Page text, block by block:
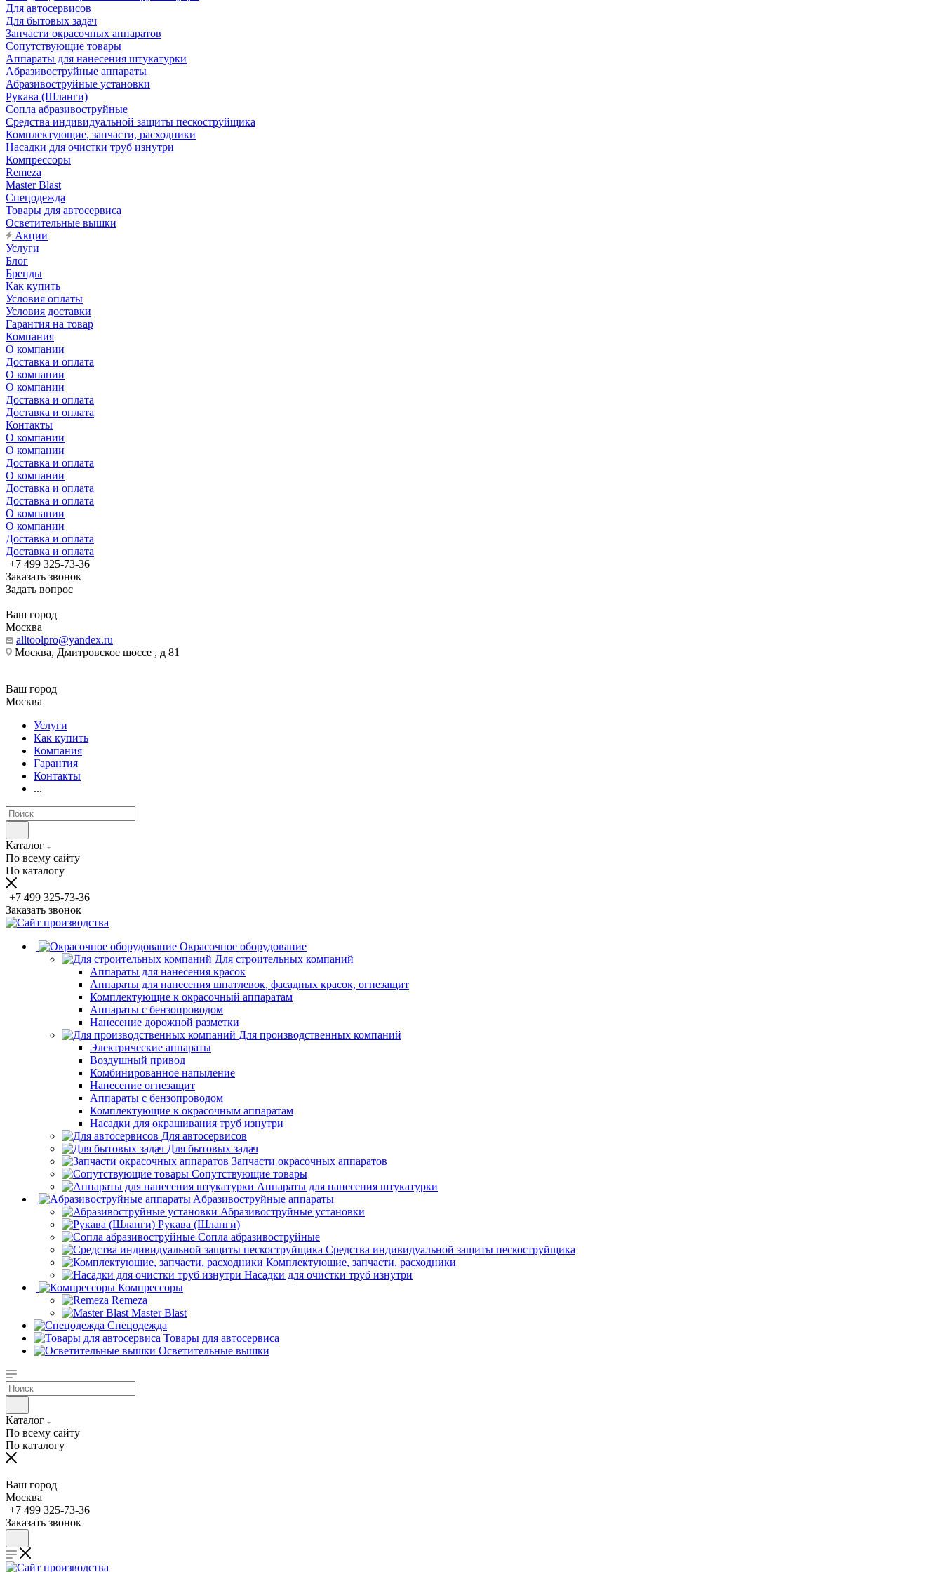
Для автосервисов
Для бытовых задач
Запчасти окрасочных аппаратов
Сопутствующие товары
Аппараты для нанесения штукатурки
Aбразивоструйные аппараты
Абразивоструйные установки
Рукава (Шланги)
Сопла абразивоструйные
Средства индивидуальной защиты пескоструйщика
Комплектующие, запчасти, расходники
Насадки для очистки труб изнутри
Компрессоры
Remeza
Master Blast
Спецодежда
Товары для автосервиса
Осветительные вышки
Акции
Услуги
Блог
Бренды
Как купить
Условия оплаты
Условия доставки
Гарантия на товар
Компания
О компании
Доставка и оплата
О компании
О компании
Доставка и оплата
Доставка и оплата
Контакты
О компании
О компании
Доставка и оплата
О компании
Доставка и оплата
Доставка и оплата
О компании
О компании
Доставка и оплата
Доставка и оплата
+7 499 325-73-36
Заказать звонок
Задать вопрос
Ваш город
Москва
alltoolpro@yandex.ru
Москва, Дмитровское шоссе , д 81
Ваш город
Москва
Услуги
Как купить
Компания
Гарантия
Контакты
...
Каталог
По всему сайту
По каталогу
+7 499 325-73-36
Заказать звонок
Окрасочное оборудование
Для строительных компаний
Аппараты для нанесения красок
Аппараты для нанесения шпатлевок, фасадных красок, огнезащит
Комплектующие к окрасочный аппаратам
Аппараты с бензопроводом
Нанесение дорожной разметки
Для производственных компаний
Электрические аппараты
Воздушный привод
Комбинированное напыление
Нанесение огнезащит
Аппараты с бензопроводом
Комплектующие к окрасочным аппаратам
Насадки для окрашивания труб изнутри
Для автосервисов
Для бытовых задач
Запчасти окрасочных аппаратов
Сопутствующие товары
Аппараты для нанесения штукатурки
Aбразивоструйные аппараты
Абразивоструйные установки
Рукава (Шланги)
Сопла абразивоструйные
Средства индивидуальной защиты пескоструйщика
Комплектующие, запчасти, расходники
Насадки для очистки труб изнутри
Компрессоры
Remeza
Master Blast
Спецодежда
Товары для автосервиса
Осветительные вышки
Каталог
По всему сайту
По каталогу
Ваш город
Москва
+7 499 325-73-36
Заказать звонок